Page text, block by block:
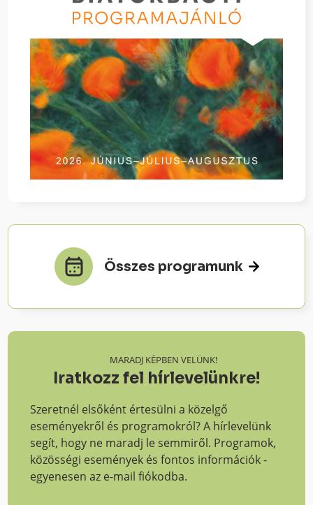
Összes programunk
MARADJ KÉPBEN VELÜNK!
Iratkozz fel hírlevelünkre!
Szeretnél elsőként értesülni a közelgő
eseményekről és programokról? A hírlevelünk
segít, hogy ne maradj le semmiről. Programok,
közösségi események és fontos információk -
egyenesen az e-mail fiókodba.